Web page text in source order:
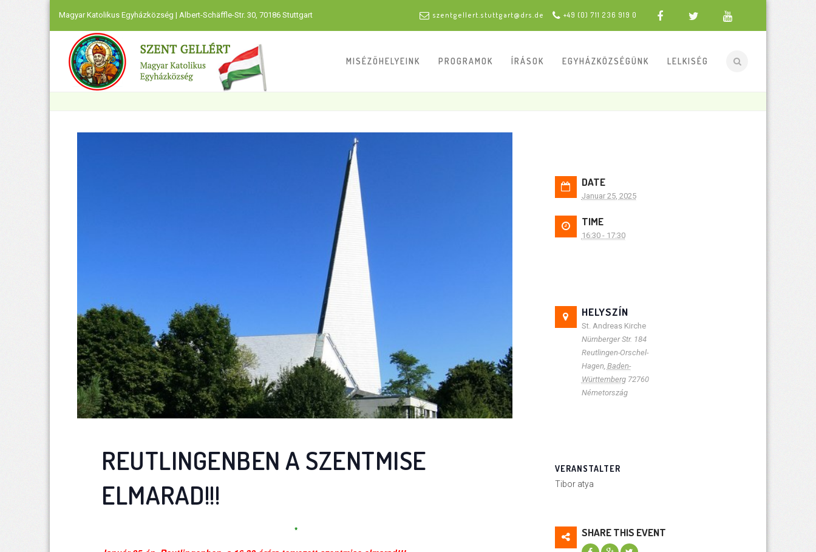
Magyar Katolikus Egyházközség | Albert-Schäffle-Str. 30, 70186 Stuttgart szentgellert.stuttgart@drs.de +49 (0) 711 236 919 0
MISÉZŐHELYEINK PROGRAMOK ÍRÁSOK EGYHÁZKÖZSÉGÜNK LELKISÉG
REUTLINGENBEN A SZENTMISE
ELMARAD!!!
*
DATE
Januar 25, 2025
TIME
16:30 - 17:30
HELYSZÍN
St. Andreas Kirche
Nürnberger Str. 184
Reutlingen-Orschel-
Hagen, Baden-
Württemberg 72760
Németország
VERANSTALTER
Tibor atya
SHARE THIS EVENT